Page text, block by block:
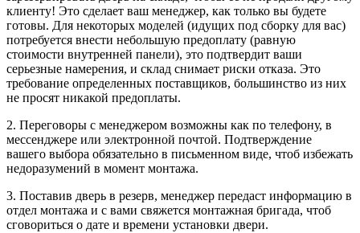
клиенту! Это сделает ваш менеджер, как только вы будете
готовы. Для некоторых моделей (идущих под сборку для вас)
потребуется внести небольшую предоплату (равную
стоимости внутренней панели), это подтвердит ваши
серьезные намерения, и склад снимает риски отказа. Это
требование определенных поставщиков, большинство из них
не просят никакой предоплаты.
2. Переговоры с менеджером возможны как по телефону, в
мессенджере или электронной почтой. Подтверждение
вашего выбора обязательно в письменном виде, чтоб избежать
недоразумений в момент монтажа.
3. Поставив дверь в резерв, менеджер передаст информацию в
отдел монтажа и с вами свяжется монтажная бригада, чтоб
сговориться о дате и времени установки двери.